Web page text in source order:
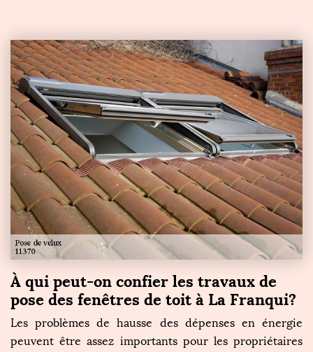
À qui peut-on confier les travaux de
pose des fenêtres de toit à La Franqui?
Les problèmes de hausse des dépenses en énergie
peuvent être assez importants pour les propriétaires